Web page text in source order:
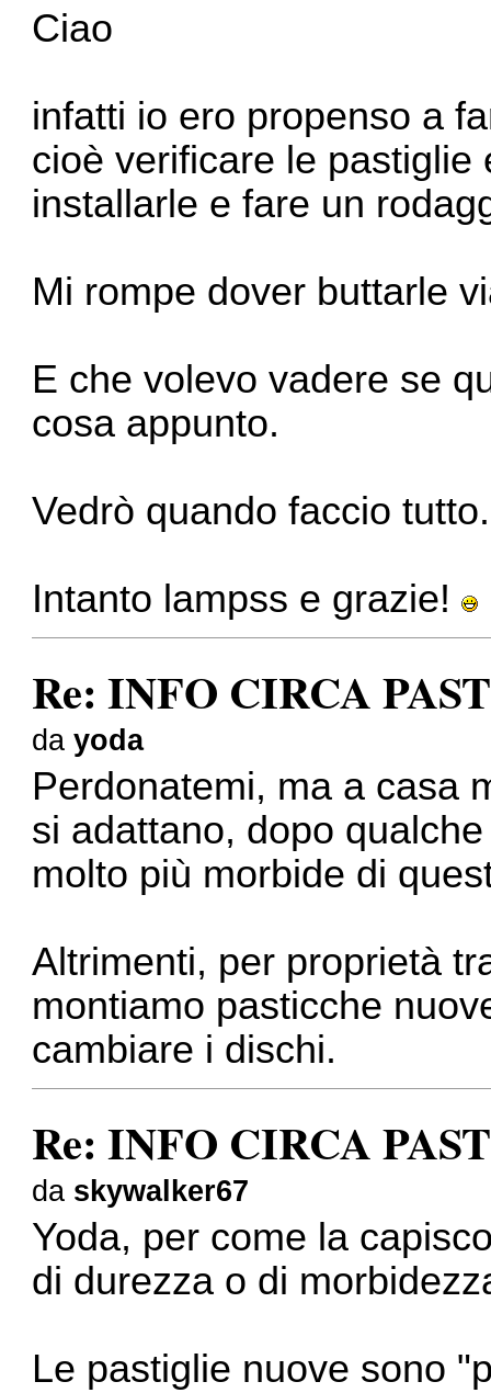
Ciao
infatti io ero propenso a
cioè verificare le
installarle e fare un
Mi rompe dover buttarle
E che volevo vadere se
cosa appunto.
Vedrò quando faccio tutto.
Intanto lampss e grazie!
Re: INFO CIRCA
dayoda
Perdonatemi, ma a casa
si adattano, dopo
molto più morbide di
Altrimenti, per proprietà
montiamo pasticche
cambiare i dischi.
Re: INFO CIRCA
da skywalker67
Yoda, per come la
di durezza o di
Le pastiglie nuove sono